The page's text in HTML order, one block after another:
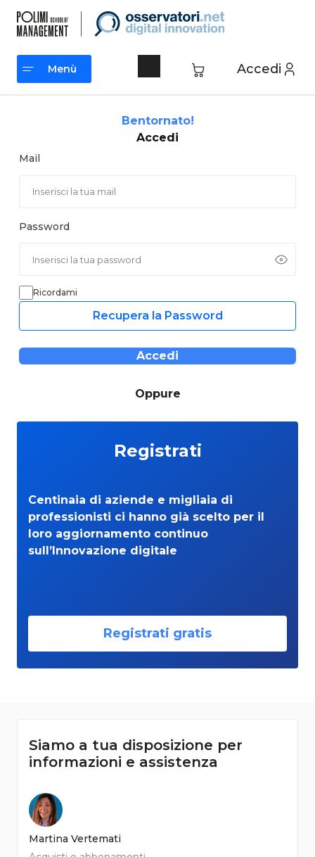
contenuto
Accedi
Menù
Bentornato!
Accedi
Mail
Password
Ricordami
Recupera la Password
Accedi
Oppure
Registrati
Centinaia di aziende e migliaia di
professionisti ci hanno già scelto per il
loro aggiornamento continuo
sull’Innovazione digitale
Registrati gratis
Siamo a tua disposizione per
informazioni e assistenza
Martina Vertemati